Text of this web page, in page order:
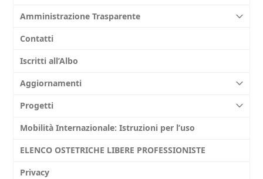
Amministrazione Trasparente
Contatti
Iscritti all’Albo
Aggiornamenti
Progetti
Mobilità Internazionale: Istruzioni per l’uso
ELENCO OSTETRICHE LIBERE PROFESSIONISTE
Privacy